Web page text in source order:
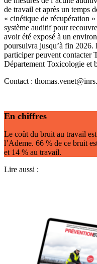
de travail et après un temps
« cinétique de récupération »
système auditif pour
avoir été exposé à un
poursuivra jusqu’à fin 2026.
participer peuvent contacter
Département Toxicologie et
Contact :
En chiffres
Le coût du bruit au travail
l’Ademe. 66 % de ce bruit
et 14 % au travail.
Lire aussi :